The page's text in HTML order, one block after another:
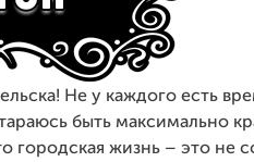
Не у каждого есть
быть максимально
городская жизнь – это не